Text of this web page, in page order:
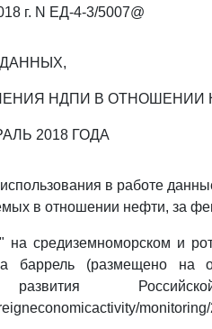
г. N ЕД-4-3/5007@
НДПИ В ОТНОШЕНИИ
2018 ГОДА
в работе
в отношении нефти, за
средиземноморском и
(размещено на
развития